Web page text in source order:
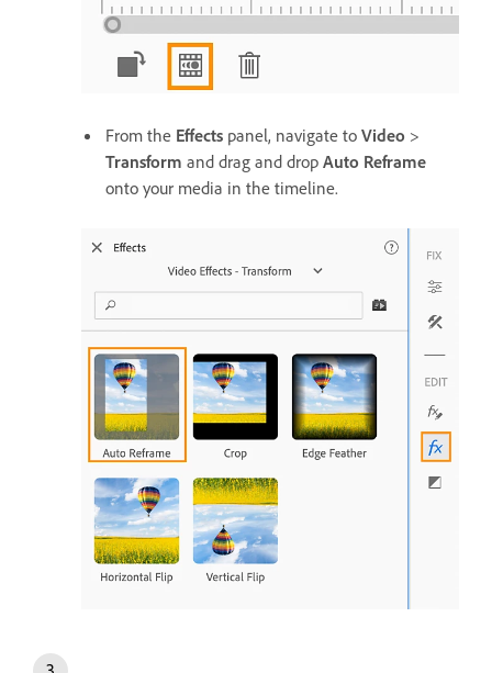
From the Effects panel, navigate to Video >
Transform and drag and drop Auto Reframe
onto your media in the timeline.